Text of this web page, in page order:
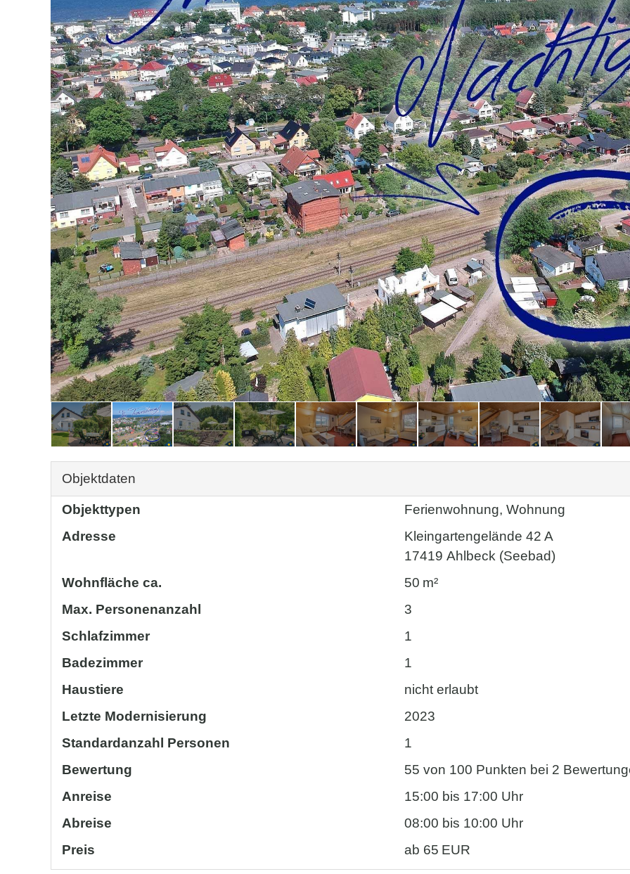
Objektdaten
Objekttypen
Ferienwohnung, Wohnung
Adresse
Kleingartengelände 42 A
17419 Ahlbeck (Seebad)
Wohnfläche ca.
50 m²
Max. Personenanzahl
3
Schlafzimmer
1
Badezimmer
1
Haustiere
nicht erlaubt
Letzte Modernisierung
2023
Standardanzahl Personen
1
Bewertung
55 von 100 Punkten bei 2
Anreise
15:00 bis 17:00 Uhr
Abreise
08:00 bis 10:00 Uhr
Preis
ab 65 EUR